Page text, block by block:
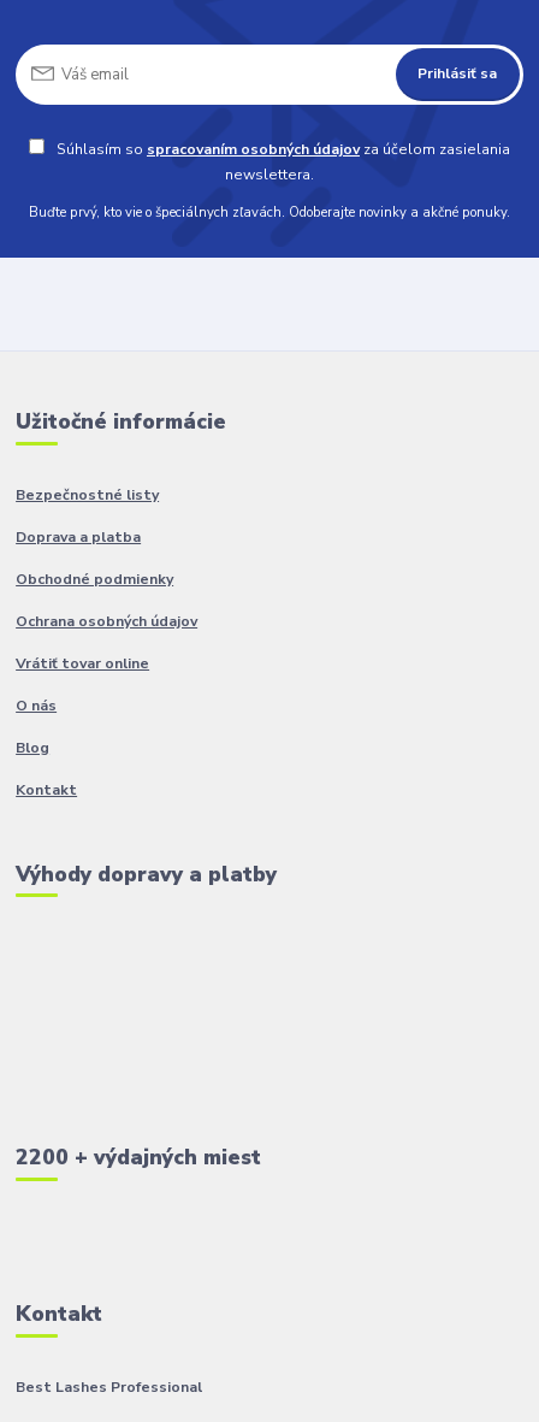
Prihlásiť sa
Súhlasím so spracovaním osobných údajovza účelom zasielania
newslettera.
Buďte prvý, kto vie o špeciálnych zľavách. Odoberajte novinky a akčné ponuky.
Užitočné informácie
Bezpečnostné listy
Doprava a platba
Obchodné podmienky
Ochrana osobných údajov
Vrátiť tovar online
O nás
Blog
Kontakt
Výhody dopravy a platby
2200 + výdajných miest
Kontakt
Best Lashes Professional